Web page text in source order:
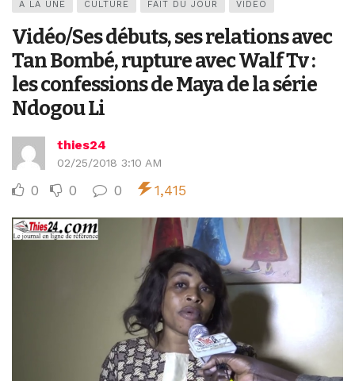
A LA UNE CULTURE FAIT DU JOUR VIDEO
Vidéo/Ses débuts, ses relations avec
Tan Bombé, rupture avec Walf Tv :
les confessions de Maya de la série
Ndogou Li
thies24
02/25/2018 3:10 AM
0 0 0 1,415